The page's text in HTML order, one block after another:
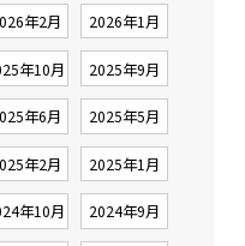
年2月 2026年1月
年10月 2025年9月
年6月 2025年5月
年2月 2025年1月
年10月 2024年9月